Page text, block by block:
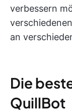
verbessern
an
Die
QuillBot